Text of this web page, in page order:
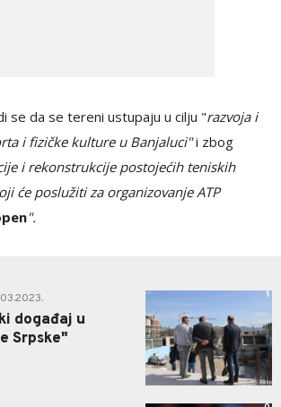
se da se tereni ustupaju u cilju "razvoja i
i fizičke kulture u Banjaluci"i zbog
i rekonstrukcije postojećih teniskih
će poslužiti za organizovanje ATP
".
događaj u
Srpske"
1